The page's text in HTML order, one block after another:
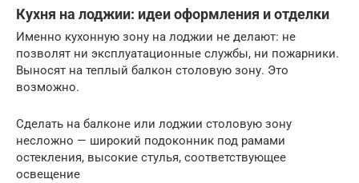
Кухня на лоджии: идеи оформления и отделки
Именно кухонную зону на лоджии не делают: не
позволят ни эксплуатационные службы, ни пожарники.
Выносят на теплый балкон столовую зону. Это
возможно.
Сделать на балконе или лоджии столовую зону
несложно — широкий подоконник под рамами
остекления, высокие стулья, соответствующее
освещение